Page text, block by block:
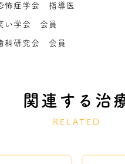
怖症学会 指導医
い学会 会員
科研究会 会員
関連する治
RELATED